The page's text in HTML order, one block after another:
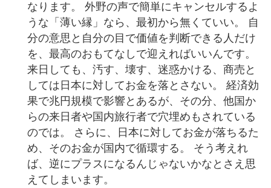
なります。 外野の声で簡単にキャンセルするよ
うな「薄い縁」なら、最初から無くていい。 自
分の意思と自分の目で価値を判断できる人だけ
を、最高のおもてなしで迎えればいいんです。
来日しても、汚す、壊す、迷惑かける、商売と
しては日本に対してお金を落とさない。 経済効
果で兆円規模で影響とあるが、その分、他国か
らの来日者や国内旅行者で穴埋めもされている
のでは。 さらに、日本に対してお金が落ちるた
め、そのお金が国内で循環する。 そう考えれ
ば、逆にプラスになるんじゃないかなとさえ思
えてしまいます。